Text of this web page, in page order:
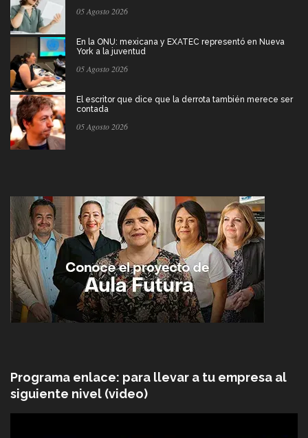
05 Agosto 2026
En la ONU: mexicana y EXATEC representó en Nueva
York a la juventud
05 Agosto 2026
El escritor que dice que la derrota también merece ser
contada
05 Agosto 2026
Programa enlace: para llevar a tu empresa al
siguiente nivel (video)